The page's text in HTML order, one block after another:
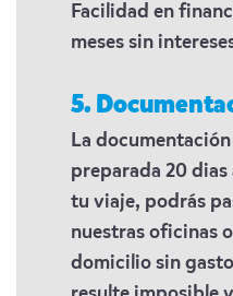
Facilidad en
meses sin
5.
La
preparada 20 dias
tu viaje, podrás
nuestras oficinas
domicilio sin